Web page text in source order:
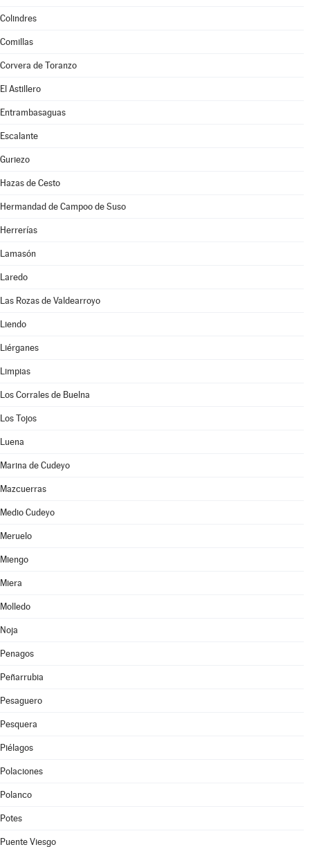
Colindres
Comillas
Corvera de Toranzo
El Astillero
Entrambasaguas
Escalante
Guriezo
Hazas de Cesto
Hermandad de Campoo de Suso
Herrerías
Lamasón
Laredo
Las Rozas de Valdearroyo
Liendo
Liérganes
Limpias
Los Corrales de Buelna
Los Tojos
Luena
Marina de Cudeyo
Mazcuerras
Medio Cudeyo
Meruelo
Miengo
Miera
Molledo
Noja
Penagos
Peñarrubia
Pesaguero
Pesquera
Piélagos
Polaciones
Polanco
Potes
Puente Viesgo